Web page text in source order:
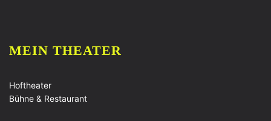
MEIN THEATER
Hoftheater
Bühne & Restaurant